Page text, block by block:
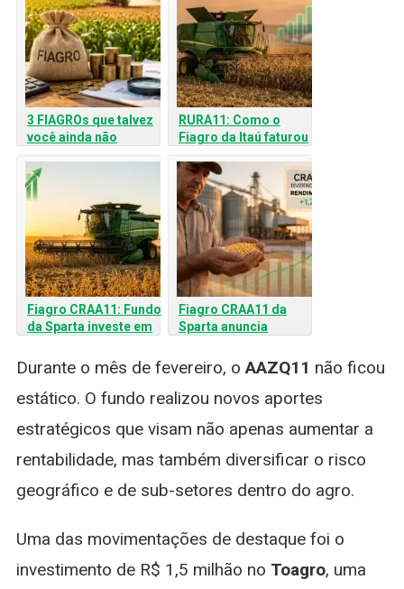
3 FIAGROs que talvez
você ainda não
conheça e o potencial
deste mercado
RURA11: Como o
Fiagro da Itaú faturou
milhões e turbinou
Dividendos
Fiagro CRAA11: Fundo
da Sparta investe em
120% do CDI
Fiagro CRAA11 da
Sparta anuncia
com yield acima de
1,20%
Durante o mês de fevereiro, oAAZQ11 não ficou
estático. O fundo realizou novos aportes
estratégicos que visam não apenas aumentar a
rentabilidade, mas também diversificar o risco
geográfico e de sub-setores dentro do agro.
Uma das movimentações de destaque foi o
investimento de R$ 1,5 milhão no Toagro, uma